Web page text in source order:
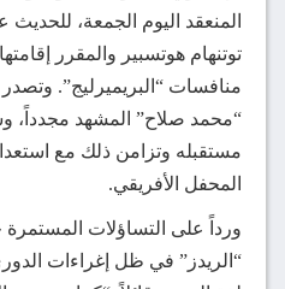
المنعقد اليوم الجمعة، للحديث
توتنهام هوتسبير والمقرر
منافسات “البريميرليج”.
“محمد صلاح” المشهد مجدداً،
مستقبله وتزامن ذلك مع
المحفل الأفريقي.
ورداً على التساؤلات
“الريدز” في ظل إغراءات